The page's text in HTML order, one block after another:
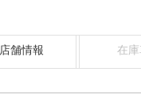
店舗情報 在庫